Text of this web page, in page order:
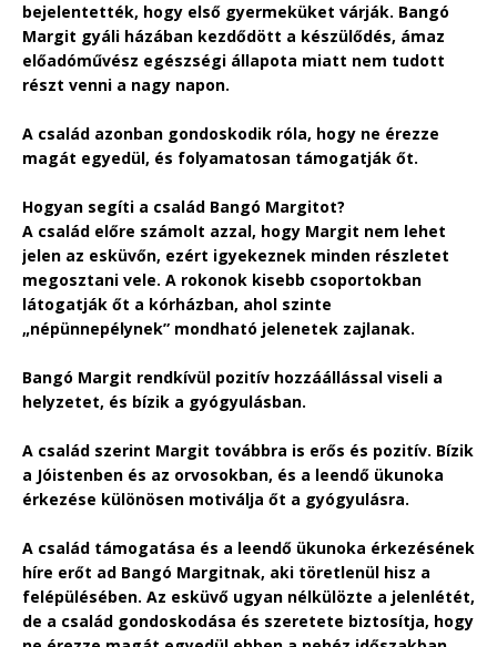
bejelentették, hogy első gyermeküket várják. Bangó
Margit gyáli házában kezdődött a készülődés, ámaz
előadóművész egészségi állapota miatt nem tudott
részt venni a nagy napon.
A család azonban gondoskodik róla, hogy ne érezze
magát egyedül, és folyamatosan támogatják őt.
Hogyan segíti a család Bangó Margitot?
A család előre számolt azzal, hogy Margit nem lehet
jelen az esküvőn, ezért igyekeznek minden részletet
megosztani vele. A rokonok kisebb csoportokban
látogatják őt a kórházban, ahol szinte
„népünnepélynek” mondható jelenetek zajlanak.
Bangó Margit rendkívül pozitív hozzáállással viseli a
helyzetet, és bízik a gyógyulásban.
A család szerint Margit továbbra is erős és pozitív. Bízik
a Jóistenben és az orvosokban, és a leendő ükunoka
érkezése különösen motiválja őt a gyógyulásra.
A család támogatása és a leendő ükunoka érkezésének
híre erőt ad Bangó Margitnak, aki töretlenül hisz a
felépülésében. Az esküvő ugyan nélkülözte a jelenlétét,
de a család gondoskodása és szeretete biztosítja, hogy